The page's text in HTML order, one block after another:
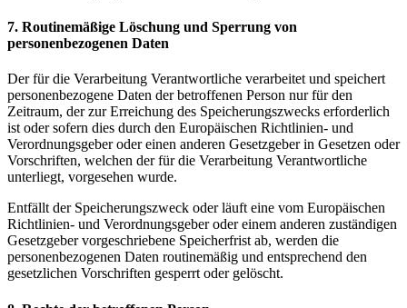
7. Routinemäßige Löschung und Sperrung von
personenbezogenen Daten
Der für die Verarbeitung Verantwortliche verarbeitet und speichert
personenbezogene Daten der betroffenen Person nur für den
Zeitraum, der zur Erreichung des Speicherungszwecks erforderlich
ist oder sofern dies durch den Europäischen Richtlinien- und
Verordnungsgeber oder einen anderen Gesetzgeber in Gesetzen oder
Vorschriften, welchen der für die Verarbeitung Verantwortliche
unterliegt, vorgesehen wurde.
Entfällt der Speicherungszweck oder läuft eine vom Europäischen
Richtlinien- und Verordnungsgeber oder einem anderen zuständigen
Gesetzgeber vorgeschriebene Speicherfrist ab, werden die
personenbezogenen Daten routinemäßig und entsprechend den
gesetzlichen Vorschriften gesperrt oder gelöscht.